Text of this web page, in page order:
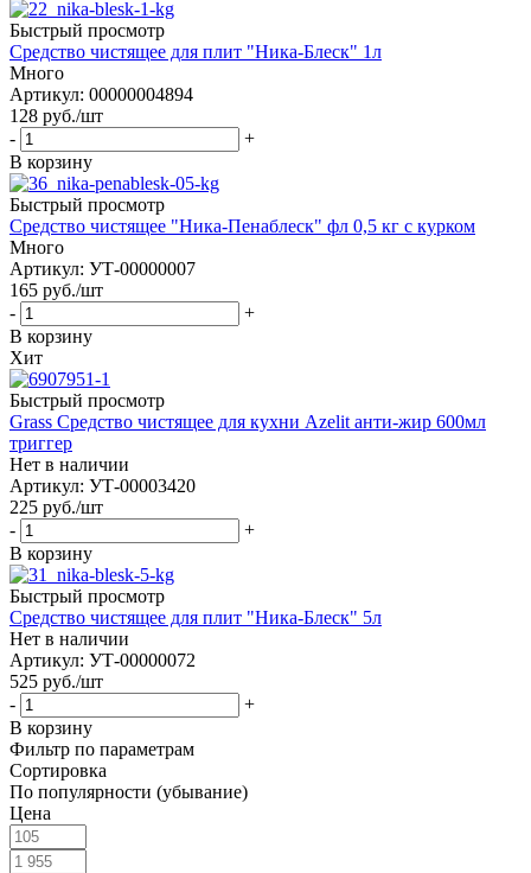
Быстрый просмотр
Средство чистящее для плит "Ника-Блеск" 1л
Много
Артикул: 00000004894
128 руб./шт
-
+
В корзину
Быстрый просмотр
Средство чистящее "Ника-Пенаблеск" фл 0,5 кг с курком
Много
Артикул: УТ-00000007
165 руб./шт
-
+
В корзину
Хит
Быстрый просмотр
Grass Средство чистящее для кухни Azelit анти-жир 600мл
триггер
Нет в наличии
Артикул: УТ-00003420
225 руб./шт
-
+
В корзину
Быстрый просмотр
Средство чистящее для плит "Ника-Блеск" 5л
Нет в наличии
Артикул: УТ-00000072
525 руб./шт
-
+
В корзину
Фильтр по параметрам
Сортировка
По популярности (убывание)
Цена